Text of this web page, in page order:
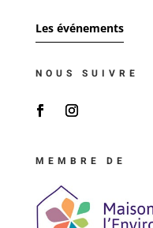
Les événements
NOUS SUIVRE
MEMBRE DE